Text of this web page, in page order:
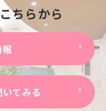
ちらから
てみる